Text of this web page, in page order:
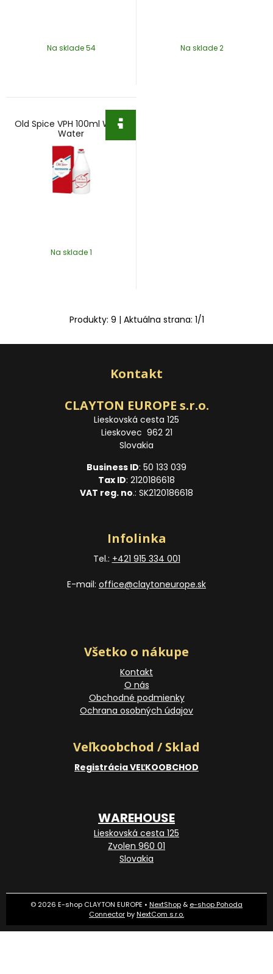
Na sklade 54 Na sklade 2
Old Spice VPH 100ml White
Water
Na sklade 1
Produkty: 9 | Aktuálna strana: 1/1
Kontakt
CLAYTON EUROPE s.r.o.
Lieskovská cesta 125
Lieskovec 962 21
Slovakia
Business ID: 50 133 039
Tax ID: 2120186618
VAT reg. no.: SK2120186618
Infolinka
Tel.: +421 915 334 001
E-mail: office@claytoneurope.sk
Všetko o nákupe
Kontakt
O nás
Obchodné podmienky
Ochrana osobných údajov
Veľkoobchod / Sklad
Registrácia VEĽKOOBCHOD
WAREHOUSE
Lieskovská cesta 125
Zvolen 960 01
Slovakia
© 2026 E-shop CLAYTON EUROPE • NextShop & e-shop Pohoda
ConnectorbyNextCom s.r.o.